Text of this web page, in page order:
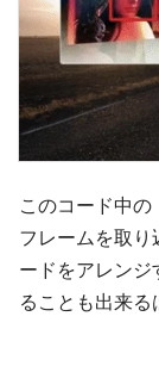
このコード中
フレームを取
ードをアレン
ることも出来る